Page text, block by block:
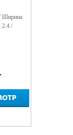
Ширина
2.4 /